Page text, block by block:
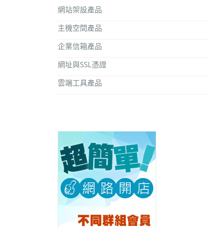
網站架設產品
主機空間產品
企業信箱產品
網址與SSL憑證
雲端工具產品